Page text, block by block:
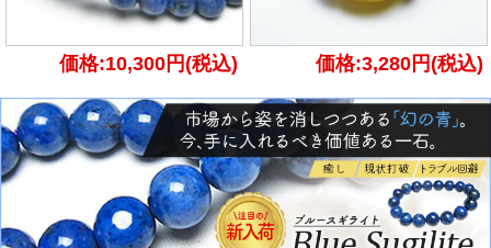
価格:10,300円(税込) 価格:3,280円(税込)